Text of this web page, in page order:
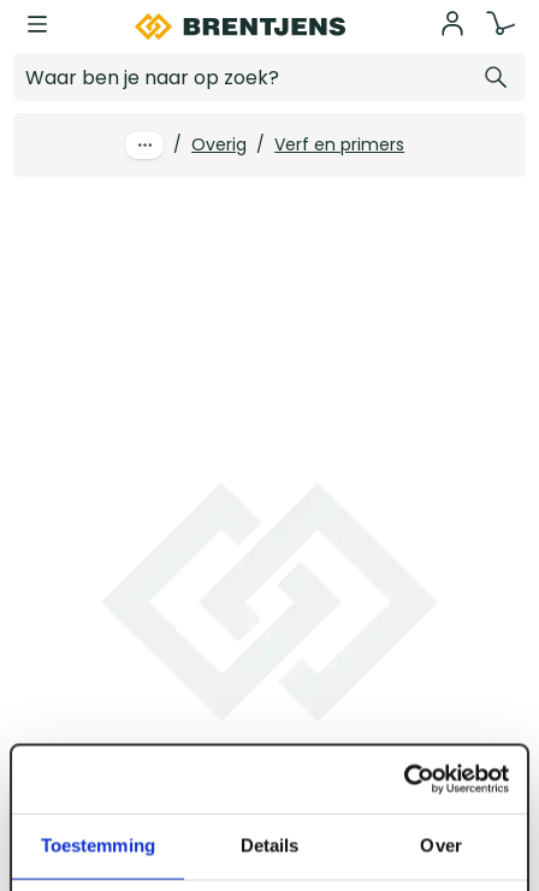
Toestemming Details Over
Ga naar hoofdinhoud
/ Overig / Verf en primers
Log in voor prijzen